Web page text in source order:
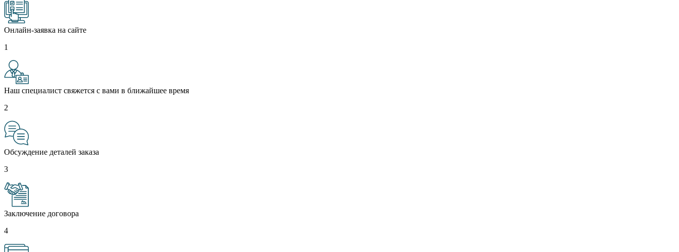
Онлайн-заявка на сайте
1
Наш специалист свяжется с вами в ближайшее время
2
Обсуждение деталей заказа
3
Заключение договора
4